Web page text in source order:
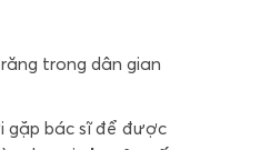
trong dân gian
gặp bác sĩ để được